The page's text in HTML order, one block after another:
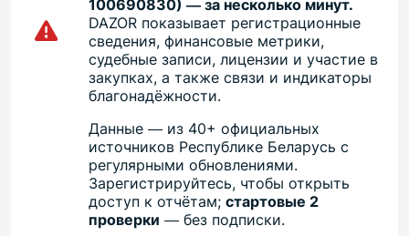
100690830) — за несколько минут.
DAZOR показывает регистрационные
сведения, финансовые метрики,
судебные записи, лицензии и участие в
закупках, а также связи и индикаторы
благонадёжности.
Данные — из 40+ официальных
источников Республике Беларусь с
регулярными обновлениями.
Зарегистрируйтесь, чтобы открыть
доступ к отчётам;стартовые 2
проверки — без подписки.